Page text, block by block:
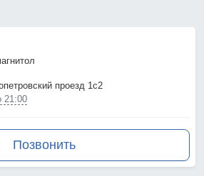
проезд 1с2
21:00
Позвонить